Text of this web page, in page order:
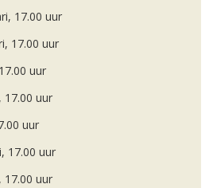
17.00 uur
17.00 uur
uur
17.00 uur
uur
17.00 uur
17.00 uur